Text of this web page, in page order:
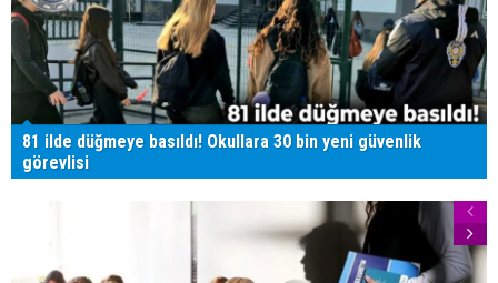
81 ilde düğmeye basıldı! Okullara 30 bin yeni güvenlik
görevlisi